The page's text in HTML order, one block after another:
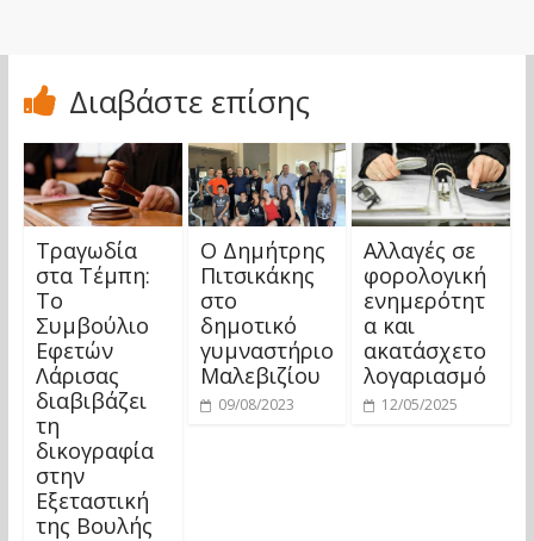
Διαβάστε επίσης
Τραγωδία
στα Τέμπη:
Το
Συμβούλιο
Εφετών
Λάρισας
διαβιβάζει
τη
δικογραφία
στην
Εξεταστική
της Βουλής
Ο Δημήτρης
Πιτσικάκης
στο
δημοτικό
γυμναστήριο
Μαλεβιζίου
09/08/2023
Αλλαγές σε
φορολογική
ενημερότητ
α και
ακατάσχετο
λογαριασμό
12/05/2025